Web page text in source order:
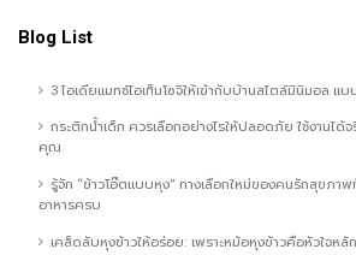
Blog List
3 ไอเดียแมทช์ไอเท็มโซจิให้เข้ากับบ้านสไตล์มินิมอล แบ
กระติกน้ำเด็ก ควรเลือกอย่างไรให้ปลอดภัย ใช้งานได้จ
คุณ
รู้จัก “ข้าวโอ๊ตแบบหุง” ทางเลือกใหม่ของคนรักสุขภา
อาหารครบ
เคล็ดลับหุงข้าวให้อร่อย: เพราะหม้อหุงข้าวคือหัวใจห